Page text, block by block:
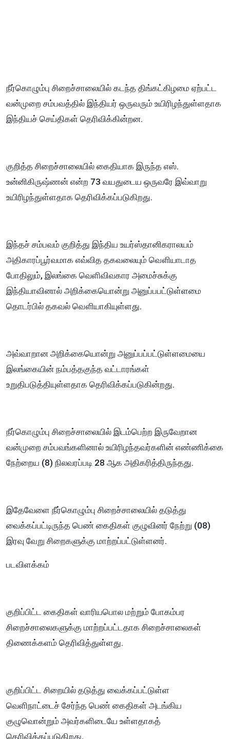
நீர்கொழும்பு சிறைச்சாலையில் கடந்த திங்கட்கிழமை ஏற்பட்ட
வன்முறை சம்பவத்தில் இந்தியர் ஒருவரும் உயிரிழந்துள்ளதாக
இந்தியச் செய்திகள் தெரிவிக்கின்றன.
குறித்த சிறைச்சாலையில் கைதியாக இருந்த எஸ்.
உன்னிகிருஷ்ணன் என்ற 73 வயதுடைய ஒருவரே இவ்வாறு
உயிரிழந்துள்ளதாக தெரிவிக்கப்படுகிறது.
இந்தச் சம்பவம் குறித்து இந்திய உயர்ஸ்தானிகராலயம்
அதிகாரப்பூர்வமாக எவ்வித தகவலையும் வௌியாடாத
போதிலும், இலங்கை வெளிவிவகார அமைச்சுக்கு
இந்தியாவினால் அறிக்கையொன்று அனுப்பபட்டுள்ளமை
தொடர்பில் தகவல் வௌியாகியுள்ளது.
அவ்வாறான அறிக்கையொன்று அனுப்பப்பட்டுள்ளமையை
இலங்கையின் நம்பத்தகுந்த வட்டாரங்கள்
உறுதிபடுத்தியுள்ளதாக தெரிவிக்கப்படுகின்றது.
நீர்கொழும்பு சிறைச்சாலையில் இடம்பெற்ற இருவேறான
வன்முறை சம்பவங்களினால் உயிரிழந்தவர்களின் எண்ணிக்கை
நேற்றைய (8) நிலவரப்படி 28 ஆக அதிகரித்திருந்தது.
இதேவேளை நீர்கொழும்பு சிறைச்சாலையில் தடுத்து
வைக்கப்பட்டிருந்த பெண் கைதிகள் குழுவினர் நேற்று (08)
இரவு வேறு சிறைகளுக்கு மாற்றப்பட்டுள்ளனர்.
படவிளக்கம்
குறிப்பிட்ட கைதிகள் வாரியபொல மற்றும் போகம்பர
சிறைச்சாலைகளுக்கு மாற்றப்பட்டதாக சிறைச்சாலைகள்
திணைக்களம் தெரிவித்துள்ளது.
குறிப்பிட்ட சிறையில் தடுத்து வைக்கப்பட்டுள்ள
வெளிநாட்டைச் சேர்ந்த பெண் கைதிகள் அடங்கிய
குழுவொன்றும் அவர்களிடையே உள்ளதாகத்
தெரிவிக்கப்படுகிறது.